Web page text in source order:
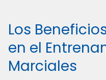
Los
en el
Marciales